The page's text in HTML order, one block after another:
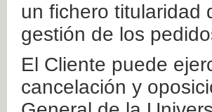
un fichero titularidad
gestión de los
El Cliente puede
cancelación y